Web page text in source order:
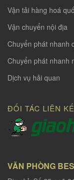
Vận tải hàng hoá
Vận chuyển nội địa
Chuyển phát nhanh
Chuyển phát nhanh
Dịch vụ hải quan
ĐỐI TÁC LIÊN
VĂN PHÒNG